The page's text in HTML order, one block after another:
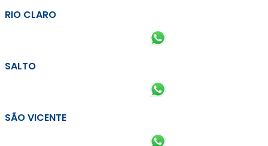
RIO CLARO
SALTO
SÃO VICENTE